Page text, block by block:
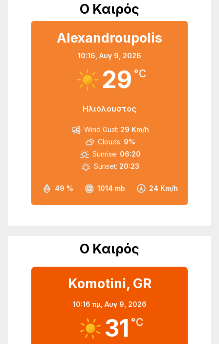
Ο Καιρός
Alexandroupolis
10:16, Αυγ 9, 2026
29 °C
Ηλιόλουστος
49 % 1014 mb 24 Km/h
Wind Gust: 29 Km/h
Clouds: 9%
Sunrise: 06:20
Sunset: 20:23
Ο Καιρός
Komotini, GR
10:16 πμ, Αυγ 9, 2026
31 °C